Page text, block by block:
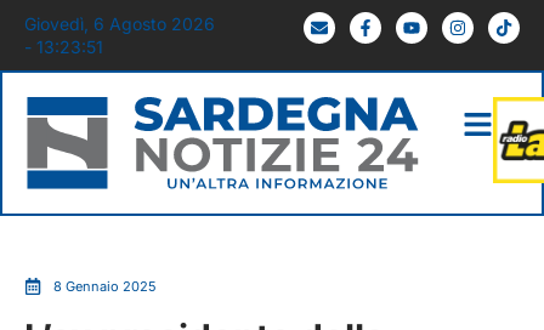
Giovedì, 6 Agosto 2026
- 13:23:51
8 Gennaio 2025